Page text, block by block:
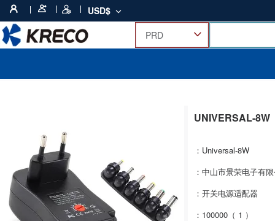
USD$
UNIVERSAL-8W
：Universal-8W
：中山市景荣电子有
：开关电源适配器
：100000（ 1 ）